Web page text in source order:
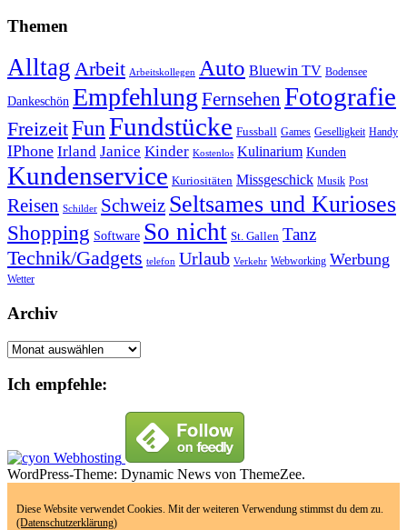
Themen
Alltag Arbeit Arbeitskollegen Auto Bluewin TV Bodensee
Dankeschön Empfehlung Fernsehen Fotografie
FreizeitFunFundstücke Fussball Games Geselligkeit Handy
IPhone Irland Janice Kinder Kostenlos Kulinarium Kunden
Kundenservice Kuriositäten Missgeschick Musik Post
Reisen Schilder Schweiz Seltsames und Kurioses
Shopping Software So nicht St. Gallen Tanz
Technik/Gadgets telefon Urlaub Verkehr Webworking Werbung
Wetter
Archiv
Archiv
Ich empfehle:
WordPress-Theme: Dynamic News von ThemeZee.
Diese Website verwendet Cookies. Mit der weiteren Verwendung stimmst du dem zu.
(Datenschutzerklärung)